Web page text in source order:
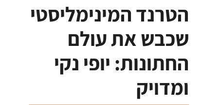
הטרנד המינימליסטי
שכבש את עולם
החתונות: יופי נקי
ומדויק